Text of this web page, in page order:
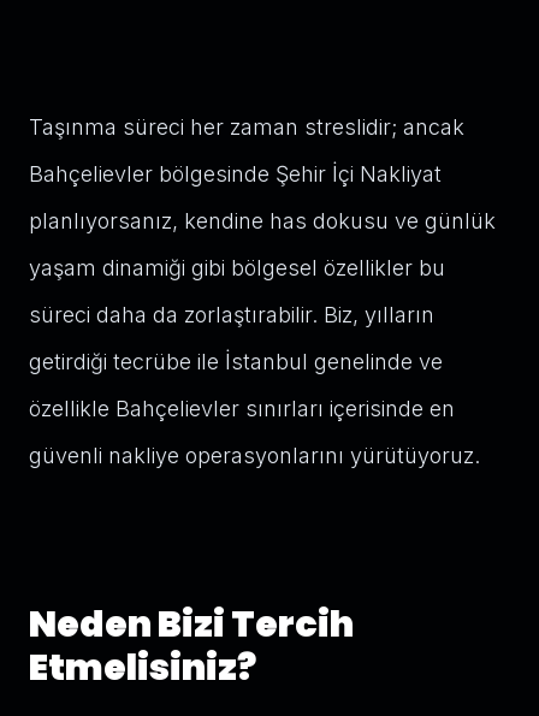
Taşınma süreci her zaman streslidir; ancak
Bahçelievler bölgesinde Şehir İçi Nakliyat
planlıyorsanız, kendine has dokusu ve günlük
yaşam dinamiği gibi bölgesel özellikler bu
süreci daha da zorlaştırabilir. Biz, yılların
getirdiği tecrübe ile İstanbul genelinde ve
özellikle Bahçelievler sınırları içerisinde en
güvenli nakliye operasyonlarını yürütüyoruz.
Neden Bizi Tercih
Etmelisiniz?